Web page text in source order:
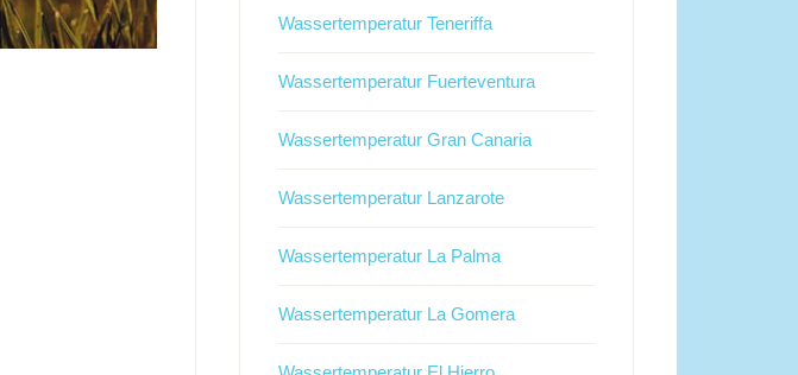
Wassertemperatur Teneriffa
Wassertemperatur Fuerteventura
Wassertemperatur Gran Canaria
Wassertemperatur Lanzarote
Wassertemperatur La Palma
Wassertemperatur La Gomera